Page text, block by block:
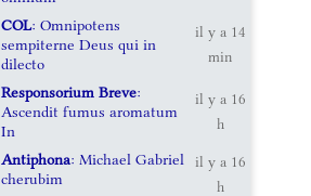
COL: Omnipotens
sempiterne Deus qui in
dilecto
il y a 14
min
Responsorium Breve:
Ascendit fumus aromatum
In
il y a 16
h
Antiphona: Michael Gabriel
cherubim
il y a 16
h